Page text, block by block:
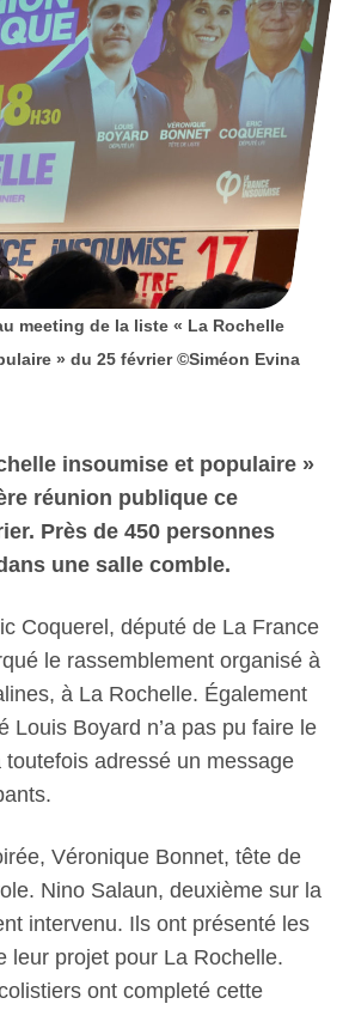
meeting de la liste « La Rochelle
» du 25 février ©Siméon Evina
insoumise et populaire »
réunion publique ce
Près de 450 personnes
une salle comble.
Coquerel, député de La France
le rassemblement organisé à
à La Rochelle. Également
Louis Boyard n’a pas pu faire le
adressé un message
Véronique Bonnet, tête de
Nino Salaun, deuxième sur la
intervenu. Ils ont présenté les
leur projet pour La Rochelle.
ont completé cette